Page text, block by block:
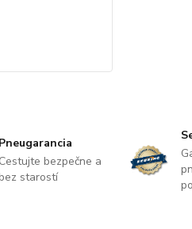
Pneugarancia
Cestujte bezpečne a
bez starostí